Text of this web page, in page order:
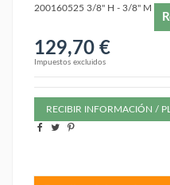
200160525 3/8" H - 3/8" M
129,70 €
Impuestos excluidos
RECIBIR INFORMACIÓN /